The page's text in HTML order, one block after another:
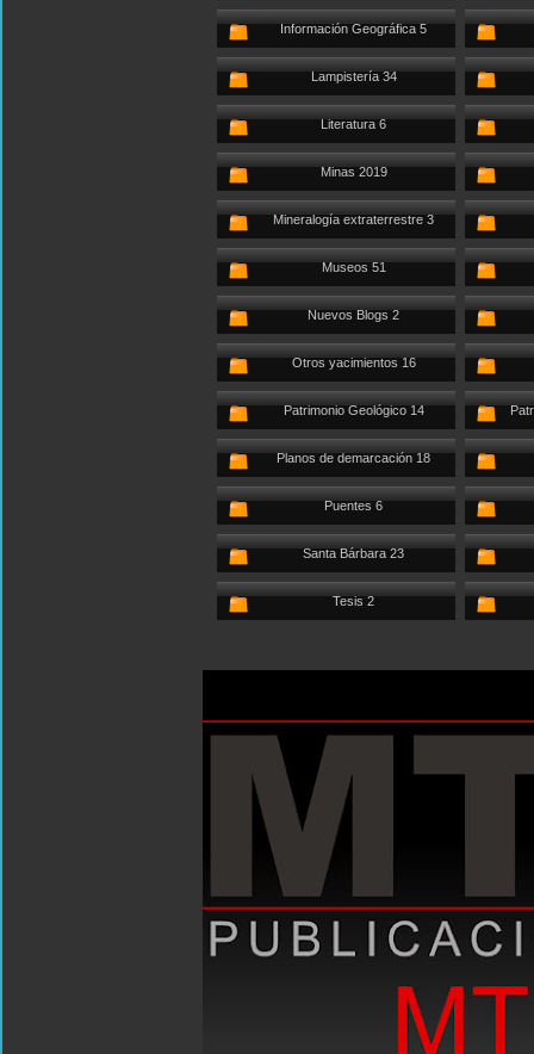
Información Geográfica 5
Lampistería 34
Literatura 6
Minas 2019
Mineralogía extraterrestre 3
Museos 51
Nuevos Blogs 2
Otros yacimientos 16
Patrimonio Geológico 14
Planos de demarcación 18
Puentes 6
Santa Bárbara 23
Tesis 2